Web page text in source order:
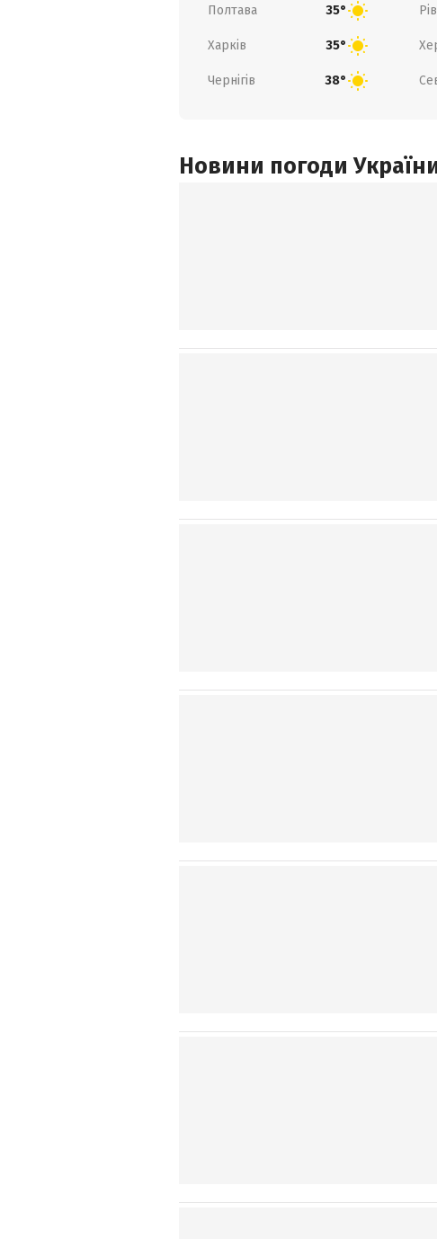
Полтава 35°
Харків 35°
Чернігів 38°
Новини погоди України